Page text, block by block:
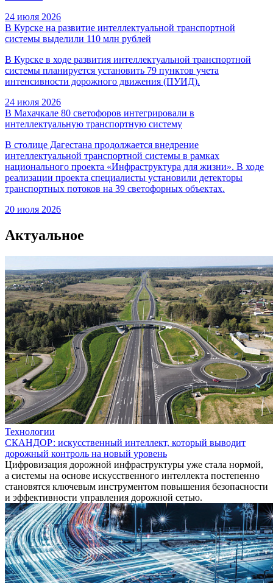
24 июля 2026
В Курске на развитие интеллектуальной транспортной
системы выделили 110 млн рублей
В Курске в ходе развития интеллектуальной транспортной
системы планируется установить 79 пунктов учета
интенсивности дорожного движения (ПУИД).
24 июля 2026
В Махачкале 80 светофоров интегрировали в
интеллектуальную транспортную систему
В столице Дагестана продолжается внедрение
интеллектуальной транспортной системы в рамках
национального проекта «Инфраструктура для жизни». В ходе
реализации проекта специалисты установили детекторы
транспортных потоков на 39 светофорных объектах.
20 июля 2026
Актуальное
Технологии
СКАНДОР: искусственный интеллект, который выводит
дорожный контроль на новый уровень
Цифровизация дорожной инфраструктуры уже стала нормой,
а системы на основе искусственного интеллекта постепенно
становятся ключевым инструментом повышения безопасности
и эффективности управления дорожной сетью.